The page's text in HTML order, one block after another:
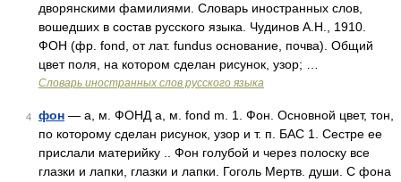
дворянскими фамилиями. Словарь иностранных слов,
вошедших в состав русского языка. Чудинов А.Н., 1910.
ФОН (фр. fond, от лат. fundus основание, почва). Общий
цвет поля, на котором сделан рисунок, узор; …
Словарь иностранных слов русского языка
4 фон — а, м. ФОНД а, м. fond m. 1. Фон. Основной цвет, тон,
по которому сделан рисунок, узор и т. п. БАС 1. Сестре ее
прислали материйку .. Фон голубой и через полоску все
глазки и лапки, глазки и лапки. Гоголь Мертв. души. С фона